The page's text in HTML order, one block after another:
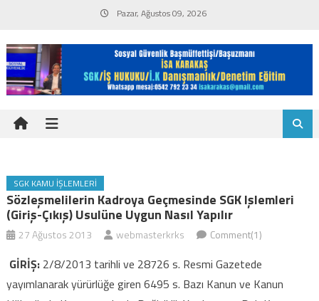
content
Pazar, Ağustos 09, 2026
SGK KAMU İŞLEMLERI
Sözleşmelilerin Kadroya Geçmesinde SGK Işlemleri
(giriş-Çıkış) Usulüne Uygun Nasıl Yapılır
27 Ağustos 2013 webmasterkrks Comment(1)
GİRİŞ: 2/8/2013 tarihli ve 28726 s. Resmi Gazetede
yayımlanarak yürürlüğe giren 6495 s. Bazı Kanun ve Kanun